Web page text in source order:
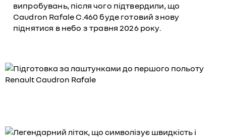
випробувань, після чого підтвердили, що
Caudron Rafale C.460 буде готовий знову
піднятися в небо з травня 2026 року.